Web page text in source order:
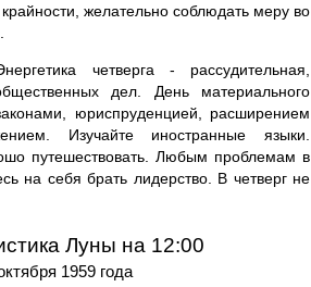
желательно соблюдать меру во
четверга - рассудительная,
дел. День материального
юриспруденцией, расширением
Изучайте иностранные языки.
путешествовать. Любым проблемам в
на себя брать лидерство. В четверг не
Луны на 12:00
1959 года